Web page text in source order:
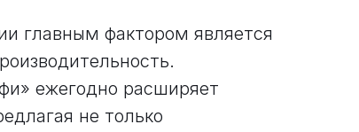
главным фактором является
ежегодно расширяет
не только